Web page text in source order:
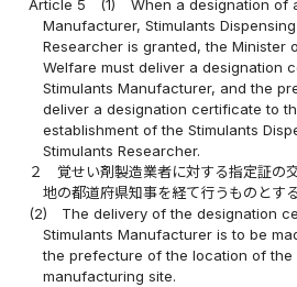
Article 5
(1)
When a designation of
Manufacturer, Stimulants
Researcher is granted, the Minister
Welfare must deliver a designation
Stimulants Manufacturer, and the
deliver a designation certificate to
establishment of the Stimulants
Stimulants Researcher.
２
覚せい剤製造業者に対する指定証の
地の都道府県知事を経て行うものとする
(2)
The delivery of the designation
Stimulants Manufacturer is to be
the prefecture of the location of
manufacturing site.